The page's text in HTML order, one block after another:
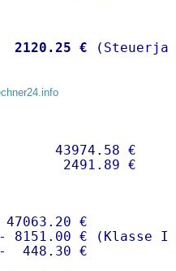
2120.25 €
43974.58 €
€
€ (Klasse I)
448.30 €